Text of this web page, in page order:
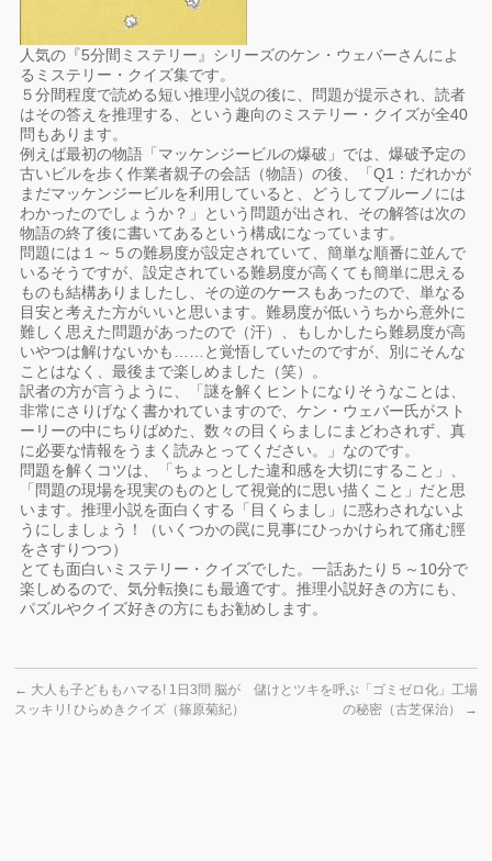
人気の『5分間ミステリー』シリーズのケン・ウェバーさんによ
るミステリー・クイズ集です。
５分間程度で読める短い推理小説の後に、問題が提示され、読者
はその答えを推理する、という趣向のミステリー・クイズが全40
問もあります。
例えば最初の物語「マッケンジービルの爆破」では、爆破予定の
古いビルを歩く作業者親子の会話（物語）の後、「Q1：だれかが
まだマッケンジービルを利用していると、どうしてブルーノには
わかったのでしょうか？」という問題が出され、その解答は次の
物語の終了後に書いてあるという構成になっています。
問題には１～５の難易度が設定されていて、簡単な順番に並んで
いるそうですが、設定されている難易度が高くても簡単に思える
ものも結構ありましたし、その逆のケースもあったので、単なる
目安と考えた方がいいと思います。難易度が低いうちから意外に
難しく思えた問題があったので（汗）、もしかしたら難易度が高
いやつは解けないかも……と覚悟していたのですが、別にそんな
ことはなく、最後まで楽しめました（笑）。
訳者の方が言うように、「謎を解くヒントになりそうなことは、
非常にさりげなく書かれていますので、ケン・ウェバー氏がスト
ーリーの中にちりばめた、数々の目くらましにまどわされず、真
に必要な情報をうまく読みとってください。」なのです。
問題を解くコツは、「ちょっとした違和感を大切にすること」、
「問題の現場を現実のものとして視覚的に思い描くこと」だと思
います。推理小説を面白くする「目くらまし」に惑わされないよ
うにしましょう！（いくつかの罠に見事にひっかけられて痛む脛
をさすりつつ）
とても面白いミステリー・クイズでした。一話あたり５～10分で
楽しめるので、気分転換にも最適です。推理小説好きの方にも、
パズルやクイズ好きの方にもお勧めします。
← 大人も子どももハマる! 1日3問 脳が
スッキリ! ひらめきクイズ（篠原菊紀）
儲けとツキを呼ぶ「ゴミゼロ化」工場
の秘密（古芝保治）
→